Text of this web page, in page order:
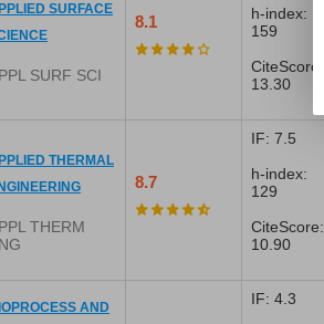
SURFACE
SURF SCI
8.1
h-index:
159
CiteScore:
13.30
THERMAL
THERM
8.7
IF: 7.5
h-index:
129
CiteScore:
10.90
AND
IF: 4.3